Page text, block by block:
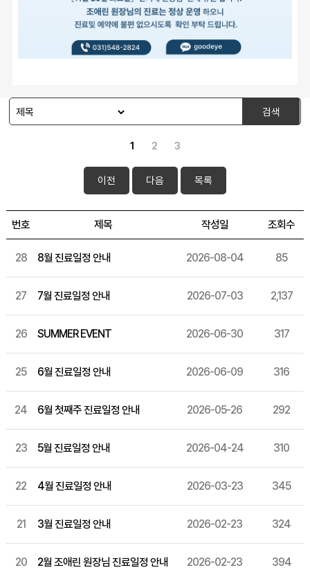
검색
1 2 3
이전 다음 목록
번호 제목 작성일 조회수
28 8월 진료일정 안내 2026-08-04 85
27 7월 진료일정 안내 2026-07-03 2,137
26 SUMMER EVENT 2026-06-30 317
25 6월 진료일정 안내 2026-06-09 316
24 6월 첫째주 진료일정 안내 2026-05-26 292
23 5월 진료일정 안내 2026-04-24 310
22 4월 진료일정 안내 2026-03-23 345
21 3월 진료일정 안내 2026-02-23 324
20 2월 조애린 원장님 진료일정 안내 2026-02-23 394